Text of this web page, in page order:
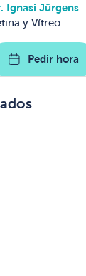
Ignasi Jürgens
y Vítreo
Pedir hora